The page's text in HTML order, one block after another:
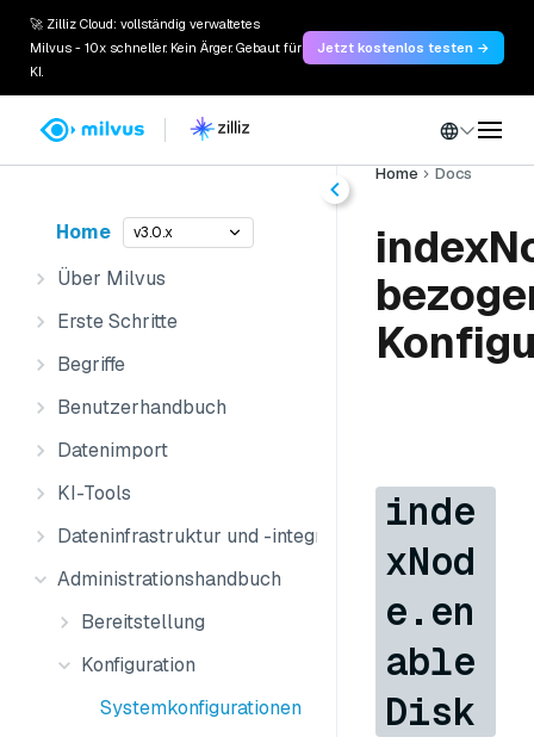
🚀 Zilliz Cloud: vollständig verwaltetes
Milvus - 10x schneller. Kein Ärger. Gebaut für
KI.
Jetzt kostenlos testen →
Home v3.0.x
Über Milvus
Erste Schritte
Begriffe
Benutzerhandbuch
Datenimport
KI-Tools
Dateninfrastruktur und -integration
Administrationshandbuch
Bereitstellung
Konfiguration
Systemkonfigurationen
Home Docs
inde
xNod
e.en
able
Disk